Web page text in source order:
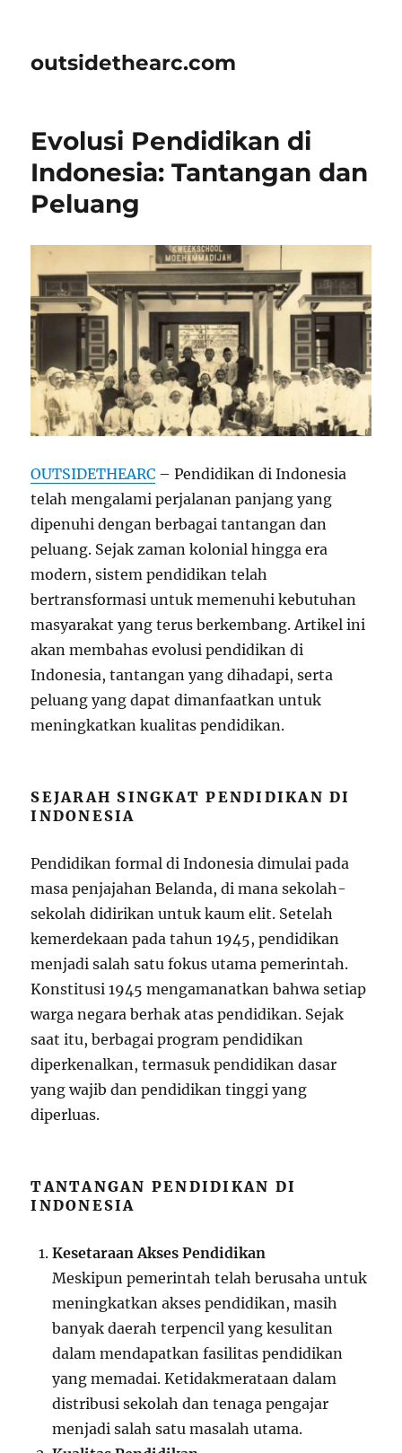
outsidethearc.com
Evolusi Pendidikan di
Indonesia: Tantangan dan
Peluang
OUTSIDETHEARC – Pendidikan di Indonesia
telah mengalami perjalanan panjang yang
dipenuhi dengan berbagai tantangan dan
peluang. Sejak zaman kolonial hingga era
modern, sistem pendidikan telah
bertransformasi untuk memenuhi kebutuhan
masyarakat yang terus berkembang. Artikel ini
akan membahas evolusi pendidikan di
Indonesia, tantangan yang dihadapi, serta
peluang yang dapat dimanfaatkan untuk
meningkatkan kualitas pendidikan.
SEJARAH SINGKAT PENDIDIKAN DI
INDONESIA
Pendidikan formal di Indonesia dimulai pada
masa penjajahan Belanda, di mana sekolah-
sekolah didirikan untuk kaum elit. Setelah
kemerdekaan pada tahun 1945, pendidikan
menjadi salah satu fokus utama pemerintah.
Konstitusi 1945 mengamanatkan bahwa setiap
warga negara berhak atas pendidikan. Sejak
saat itu, berbagai program pendidikan
diperkenalkan, termasuk pendidikan dasar
yang wajib dan pendidikan tinggi yang
diperluas.
TANTANGAN PENDIDIKAN DI
INDONESIA
Kesetaraan Akses Pendidikan
Meskipun pemerintah telah berusaha untuk
meningkatkan akses pendidikan, masih
banyak daerah terpencil yang kesulitan
dalam mendapatkan fasilitas pendidikan
yang memadai. Ketidakmerataan dalam
distribusi sekolah dan tenaga pengajar
menjadi salah satu masalah utama.